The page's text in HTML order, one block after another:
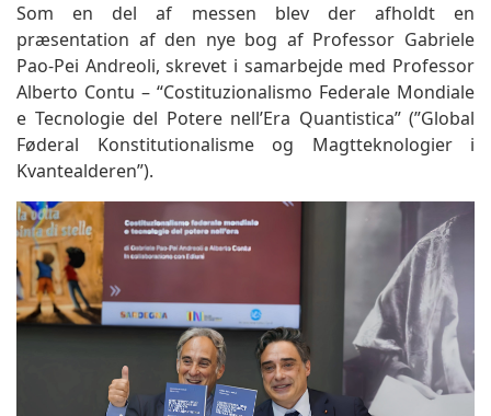
Som en del af messen blev der afholdt en
præsentation af den nye bog af Professor Gabriele
Pao-Pei Andreoli, skrevet i samarbejde med Professor
Alberto Contu – “Costituzionalismo Federale Mondiale
e Tecnologie del Potere nell’Era Quantistica” (”Global
Føderal Konstitutionalisme og Magtteknologier i
Kvantealderen”).